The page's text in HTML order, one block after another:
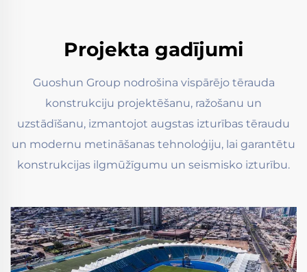
Projekta gadījumi
Guoshun Group nodrošina vispārējo tērauda
konstrukciju projektēšanu, ražošanu un
uzstādīšanu, izmantojot augstas izturības tēraudu
un modernu metināšanas tehnoloģiju, lai garantētu
konstrukcijas ilgmūžīgumu un seismisko izturību.